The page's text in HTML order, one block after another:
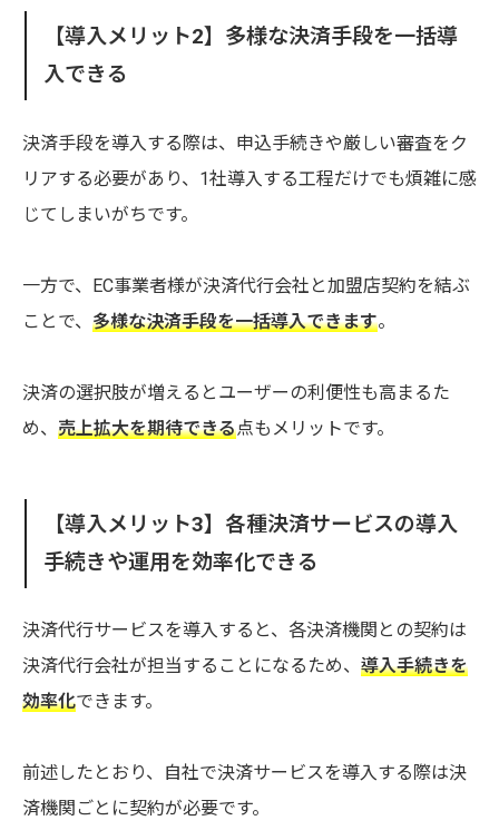
【導入メリット2】多様な決済手段を一括導
入できる
決済手段を導入する際は、申込手続きや厳しい審査をク
リアする必要があり、1社導入する工程だけでも煩雑に感
じてしまいがちです。
一方で、EC事業者様が決済代行会社と加盟店契約を結ぶ
ことで、 多様な決済手段を一括導入できます。
決済の選択肢が増えるとユーザーの利便性も高まるた
め、 売上拡大を期待できる点もメリットです。
【導入メリット3】各種決済サービスの導入
手続きや運用を効率化できる
決済代行サービスを導入すると、各決済機関との契約は
決済代行会社が担当することになるため、 導入手続きを
効率化できます。
前述したとおり、自社で決済サービスを導入する際は決
済機関ごとに契約が必要です。